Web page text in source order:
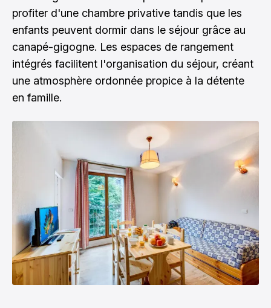
profiter d'une chambre privative tandis que les
enfants peuvent dormir dans le séjour grâce au
canapé-gigogne. Les espaces de rangement
intégrés facilitent l'organisation du séjour, créant
une atmosphère ordonnée propice à la détente
en famille.